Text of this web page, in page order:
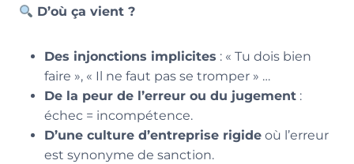
D’où ça vient ?
Des injonctions implicites : « Tu dois bien
faire », « Il ne faut pas se tromper » …
De la peur de l’erreur ou du jugement :
échec = incompétence.
D’une culture d’entreprise rigide où l’erreur
est synonyme de sanction.